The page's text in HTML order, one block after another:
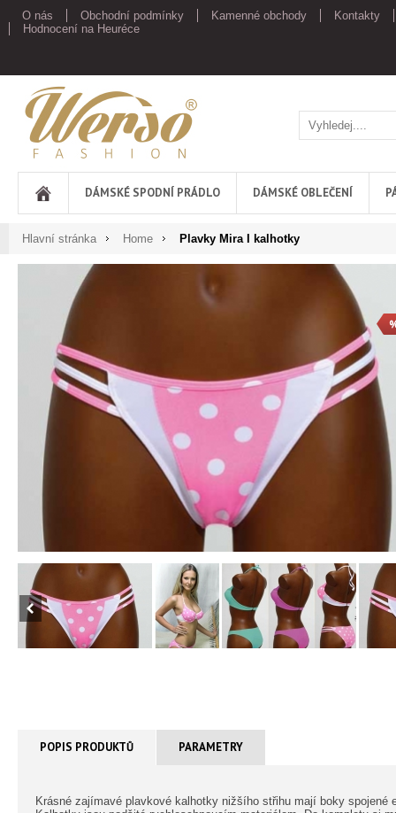
O nás Obchodní podmínky Kamenné obchody
Kontakty
Hodnocení na Heuréce
Werso
DÁMSKÉ SPODNÍ PRÁDLO DÁMSKÉ OBLEČENÍ
Hlavní stránka Home Plavky Mira I kalhotky
POPIS PRODUKTŮ PARAMETRY
Krásné zajímavé plavkové kalhotky nižšího střihu mají boky